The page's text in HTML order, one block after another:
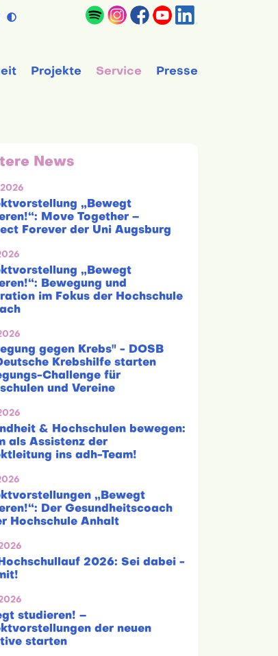
Projekte Service Presse
News
„Bewegt
Move Together –
Forever der Uni Augsburg
„Bewegt
Bewegung und
im Fokus der Hochschule
gegen Krebs" - DOSB
Krebshilfe starten
Challenge für
und Vereine
& Hochschulen bewegen:
als Assistenz der
ins adh-Team!
„Bewegt
Der Gesundheitscoach
Hochschule Anhalt
2026: Sei dabei -
studieren! –
der neuen
starten